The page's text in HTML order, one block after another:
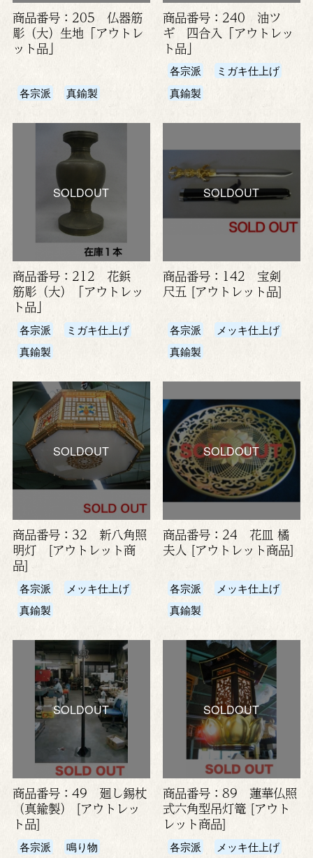
商品番号：205 仏器筋
彫（大）生地「アウトレ
ット品」
各宗派 真鍮製
商品番号：240 油ツ
ギ 四合入「アウトレッ
ト品」
各宗派
ミガキ仕上げ
真鍮製
SOLDOUT
商品番号：212 花鋲
筋彫（大）「アウトレッ
ト品」
各宗派
ミガキ仕上げ
真鍮製
SOLDOUT
商品番号：142 宝剣
尺五 [アウトレット品]
各宗派
メッキ仕上げ
真鍮製
SOLDOUT
商品番号：32 新八角照
明灯 [アウトレット商
品]
各宗派
メッキ仕上げ
真鍮製
SOLDOUT
商品番号：24 花皿 橘
夫人 [アウトレット商品]
各宗派
メッキ仕上げ
真鍮製
SOLDOUT
商品番号：49 廻し錫杖
（真鍮製） [アウトレッ
ト品]
各宗派
鳴り物
SOLDOUT
商品番号：89 蓮華仏照
式六角型吊灯篭 [アウト
レット商品]
各宗派
メッキ仕上げ